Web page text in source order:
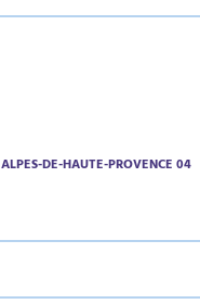
ALPES-DE-HAUTE-PROVENCE 04